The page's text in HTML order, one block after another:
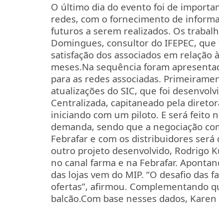
O último dia do evento foi de
redes, com o fornecimento de
futuros a serem realizados. Os
Domingues, consultor do IFEPEC,
satisfação dos associados em
meses.Na sequência foram
para as redes associadas.
atualizações do SIC, que foi
Centralizada, capitaneado pela
iniciando com um piloto. E será feito
demanda, sendo que a negociação
Febrafar e com os distribuidores será
outro projeto desenvolvido, Rodrigo
no canal farma e na Febrafar.
das lojas vem do MIP. “O desafio
ofertas”, afirmou. Complementando
balcão.Com base nesses dados,